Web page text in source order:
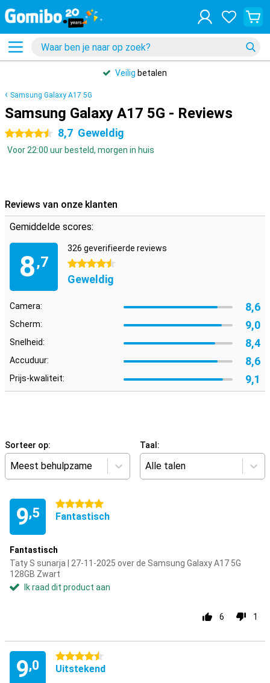
Veilig betalen
Samsung Galaxy A17 5G
Samsung Galaxy A17 5G - Reviews
4.5 sterren 8,7 Geweldig
Voor 22:00 uur besteld, morgen in huis
Reviews van onze klanten
Gemiddelde scores:
8,7
326 geverifieerde reviews
4.5 sterren
Geweldig
Camera: 8,6
Scherm: 9,0
Snelheid: 8,4
Accuduur: 8,6
Prijs-kwaliteit: 9,1
Sorteer op:
Meest behulpzame
Taal:
Alle talen
9,5
5 sterren
Fantastisch
Fantastisch
Taty S sunarja | 27-11-2025 over de Samsung Galaxy A17 5G
128GB Zwart
Ik raad dit product aan
6 1
9,0
4.5 sterren
Uitstekend